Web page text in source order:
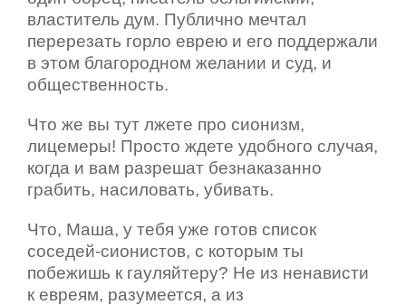
властитель дум. Публично мечтал
перерезать горло еврею и его поддержали
в этом благородном желании и суд, и
общественность.
Что же вы тут лжете про сионизм,
лицемеры! Просто ждете удобного случая,
когда и вам разрешат безнаказанно
грабить, насиловать, убивать.
Что, Маша, у тебя уже готов список
соседей-сионистов, с которым ты
побежишь к гауляйтеру? Не из ненависти
к евреям, разумеется, а из